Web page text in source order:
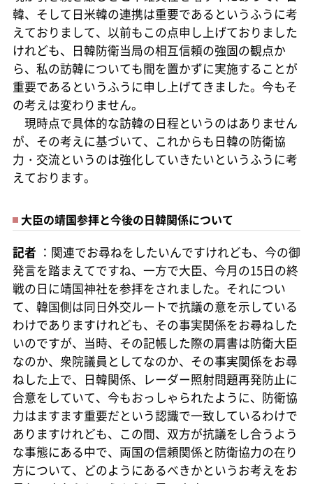
韓、そして日米韓の連携は重要であるというふうに考
えておりまして、以前もこの点申し上げておりました
けれども、日韓防衛当局の相互信頼の強固の観点か
ら、私の訪韓についても間を置かずに実施することが
重要であるというふうに申し上げてきました。今もそ
の考えは変わりません。
現時点で具体的な訪韓の日程というのはありません
が、その考えに基づいて、これからも日韓の防衛協
力・交流というのは強化していきたいというふうに考
えております。
大臣の靖国参拝と今後の日韓関係について
記者 ：関連でお尋ねをしたいんですけれども、今の御
発言を踏まえてですね、一方で大臣、今月の15日の終
戦の日に靖国神社を参拝をされました。それについ
て、韓国側は同日外交ルートで抗議の意を示している
わけでありますけれども、その事実関係をお尋ねした
いのですが、当時、その記帳した際の肩書は防衛大臣
なのか、衆院議員としてなのか、その事実関係をお尋
ねした上で、日韓関係、レーダー照射問題再発防止に
合意をしていて、今もおっしゃられたように、防衛協
力はますます重要だという認識で一致しているわけで
ありますけれども、この間、双方が抗議をし合うよう
な事態にある中で、両国の信頼関係と防衛協力の在り
方について、どのようにあるべきかというお考えをお